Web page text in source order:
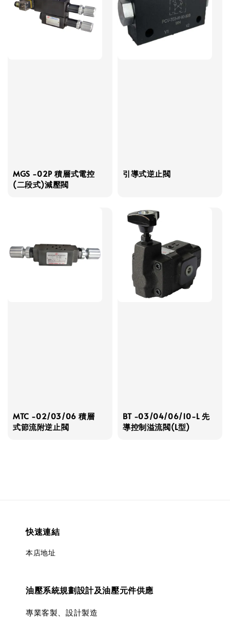
MGS -02P 積層式電控
(二段式)減壓閥
引導式逆止閥
MTC -02/03/06 積層
式節流附逆止閥
BT -03/04/06/10-L 先
導控制溢流閥(L型)
快速連結
本店地址
油壓系統規劃設計及油壓元件供應
專業客製、設計製造